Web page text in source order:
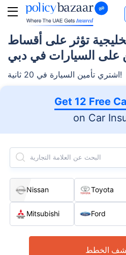
تؤثر على أقساط
على السيارات في دبي
اشتري تأمين السيارة في 20 ثانية!
Get 12 Free
on Car
البحث عن العلامة التجارية
Nissan Toyota
Mitsubishi Ford
الخطط